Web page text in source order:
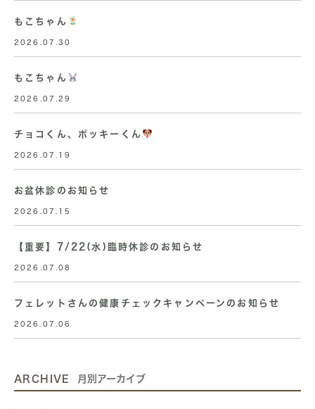
もこちゃん
2026.07.30
もこちゃん
2026.07.29
チョコくん、ポッキーくん
2026.07.19
お盆休診のお知らせ
2026.07.15
【重要】7/22(水)臨時休診のお知らせ
2026.07.08
フェレットさんの健康チェックキャンペーンのお知らせ
2026.07.06
ARCHIVE 月別アーカイブ